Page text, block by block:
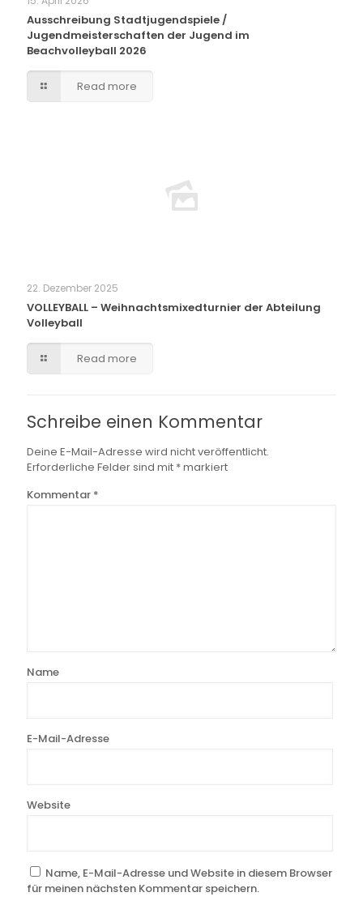
Ausschreibung Stadtjugendspiele /
Jugendmeisterschaften der Jugend im
Beachvolleyball 2026
Read more
22. Dezember 2025
VOLLEYBALL – Weihnachtsmixedturnier der Abteilung
Volleyball
Read more
Schreibe einen Kommentar
Deine E-Mail-Adresse wird nicht veröffentlicht.
Erforderliche Felder sind mit *markiert
Kommentar *
Name
E-Mail-Adresse
Website
Name, E-Mail-Adresse und Website in diesem Browser
für meinen nächsten Kommentar speichern.